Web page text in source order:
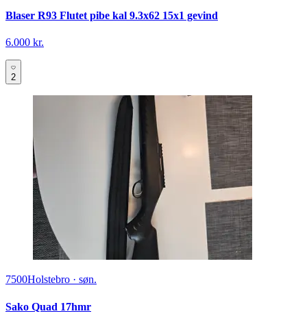
Blaser R93 Flutet pibe kal 9.3x62 15x1 gevind
6.000 kr.
2
7500Holstebro · søn.
Sako Quad 17hmr